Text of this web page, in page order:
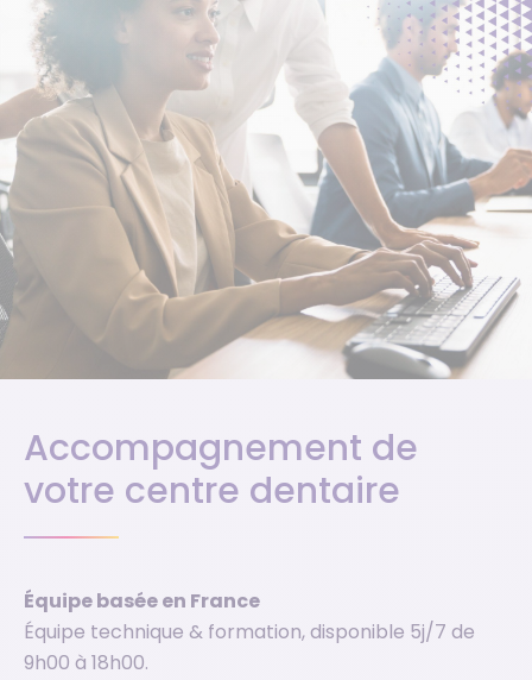
Accompagnement de
votre centre dentaire
Équipe basée en France
Équipe technique & formation, disponible 5j/7 de
9h00 à 18h00.